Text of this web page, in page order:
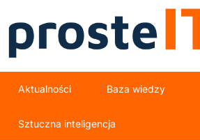
Aktualności Baza wiedzy
Sztuczna inteligencja